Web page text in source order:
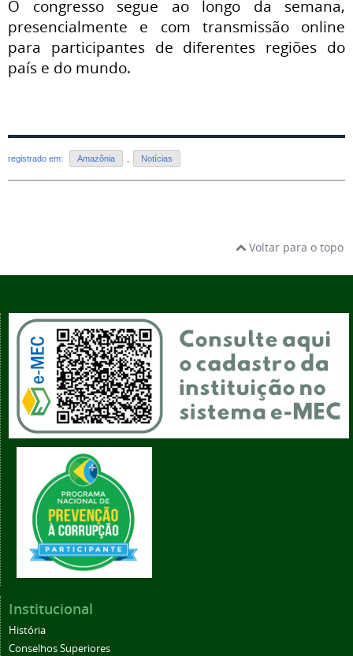
O congresso segue ao longo da semana,
presencialmente e com transmissão online
para participantes de diferentes regiões do
país e do mundo.
registrado em: Amazônia , Notícias
Voltar para o topo
Institucional
História
Conselhos Superiores